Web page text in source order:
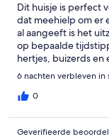
Dit huisje is perfect
dat meehielp om er
al aangeeft is het
op bepaalde
hertjes, buizerds en
ontzettend aardig,
bepaalde routes,
Engels want de
6 nachten verbleven in
0
Geverifieerde